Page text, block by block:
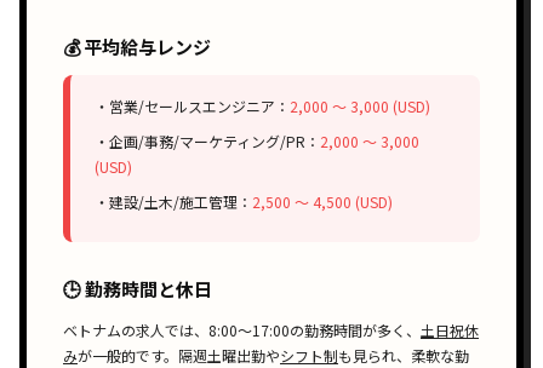
💰 平均給与レンジ
・営業/セールスエンジニア： 2,000 〜 3,000 (USD)
・企画/事務/マーケティング/PR： 2,000 〜 3,000
(USD)
・建設/土木/施工管理： 2,500 〜 4,500 (USD)
🕒 勤務時間と休日
ベトナムの求人では、 8:00〜17:00の勤務時間が多く、 土日祝休
みが一般的です。 隔週土曜出勤やシフト制も見られ、柔軟な勤